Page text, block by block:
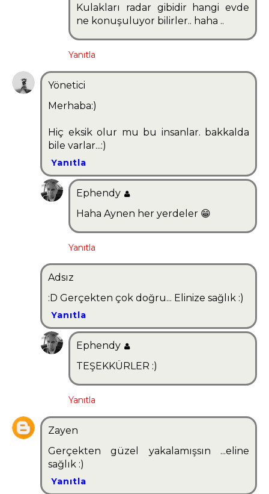
Kulakları radar gibidir hangi evde
ne konuşuluyor bilirler.. haha ..
Yanıtla
Yönetici
Merhaba:)
Hiç eksik olur mu bu insanlar. bakkalda
bile varlar...:)
Yanıtla
Ephendy
Haha Aynen her yerdeler 😁
Yanıtla
Adsız
:D Gerçekten çok doğru... Elinize sağlık :)
Yanıtla
Ephendy
TEŞEKKÜRLER :)
Yanıtla
Zayen
Gerçekten güzel yakalamışsın ...eline
sağlık :)
Yanıtla